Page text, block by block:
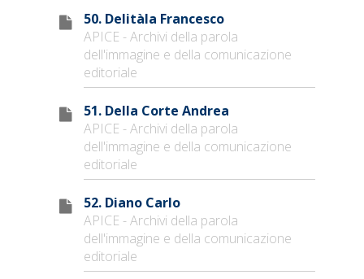
50. Delitàla Francesco
APICE - Archivi della parola
dell'immagine e della comunicazione
editoriale
51. Della Corte Andrea
APICE - Archivi della parola
dell'immagine e della comunicazione
editoriale
52. Diano Carlo
APICE - Archivi della parola
dell'immagine e della comunicazione
editoriale